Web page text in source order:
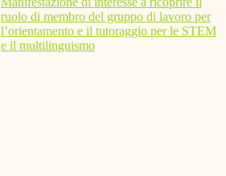
ruolo di membro del gruppo di lavoro per
l’orientamento e il tutoraggio per le STEM
e il multilinguismo